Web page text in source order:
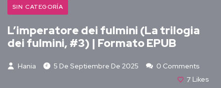
SIN CATEGORÍA
L’imperatore dei fulmini (La trilogia
dei fulmini, #3) | Formato EPUB
Hania 5 De Septiembre De 2025
0 Comments
7 Likes